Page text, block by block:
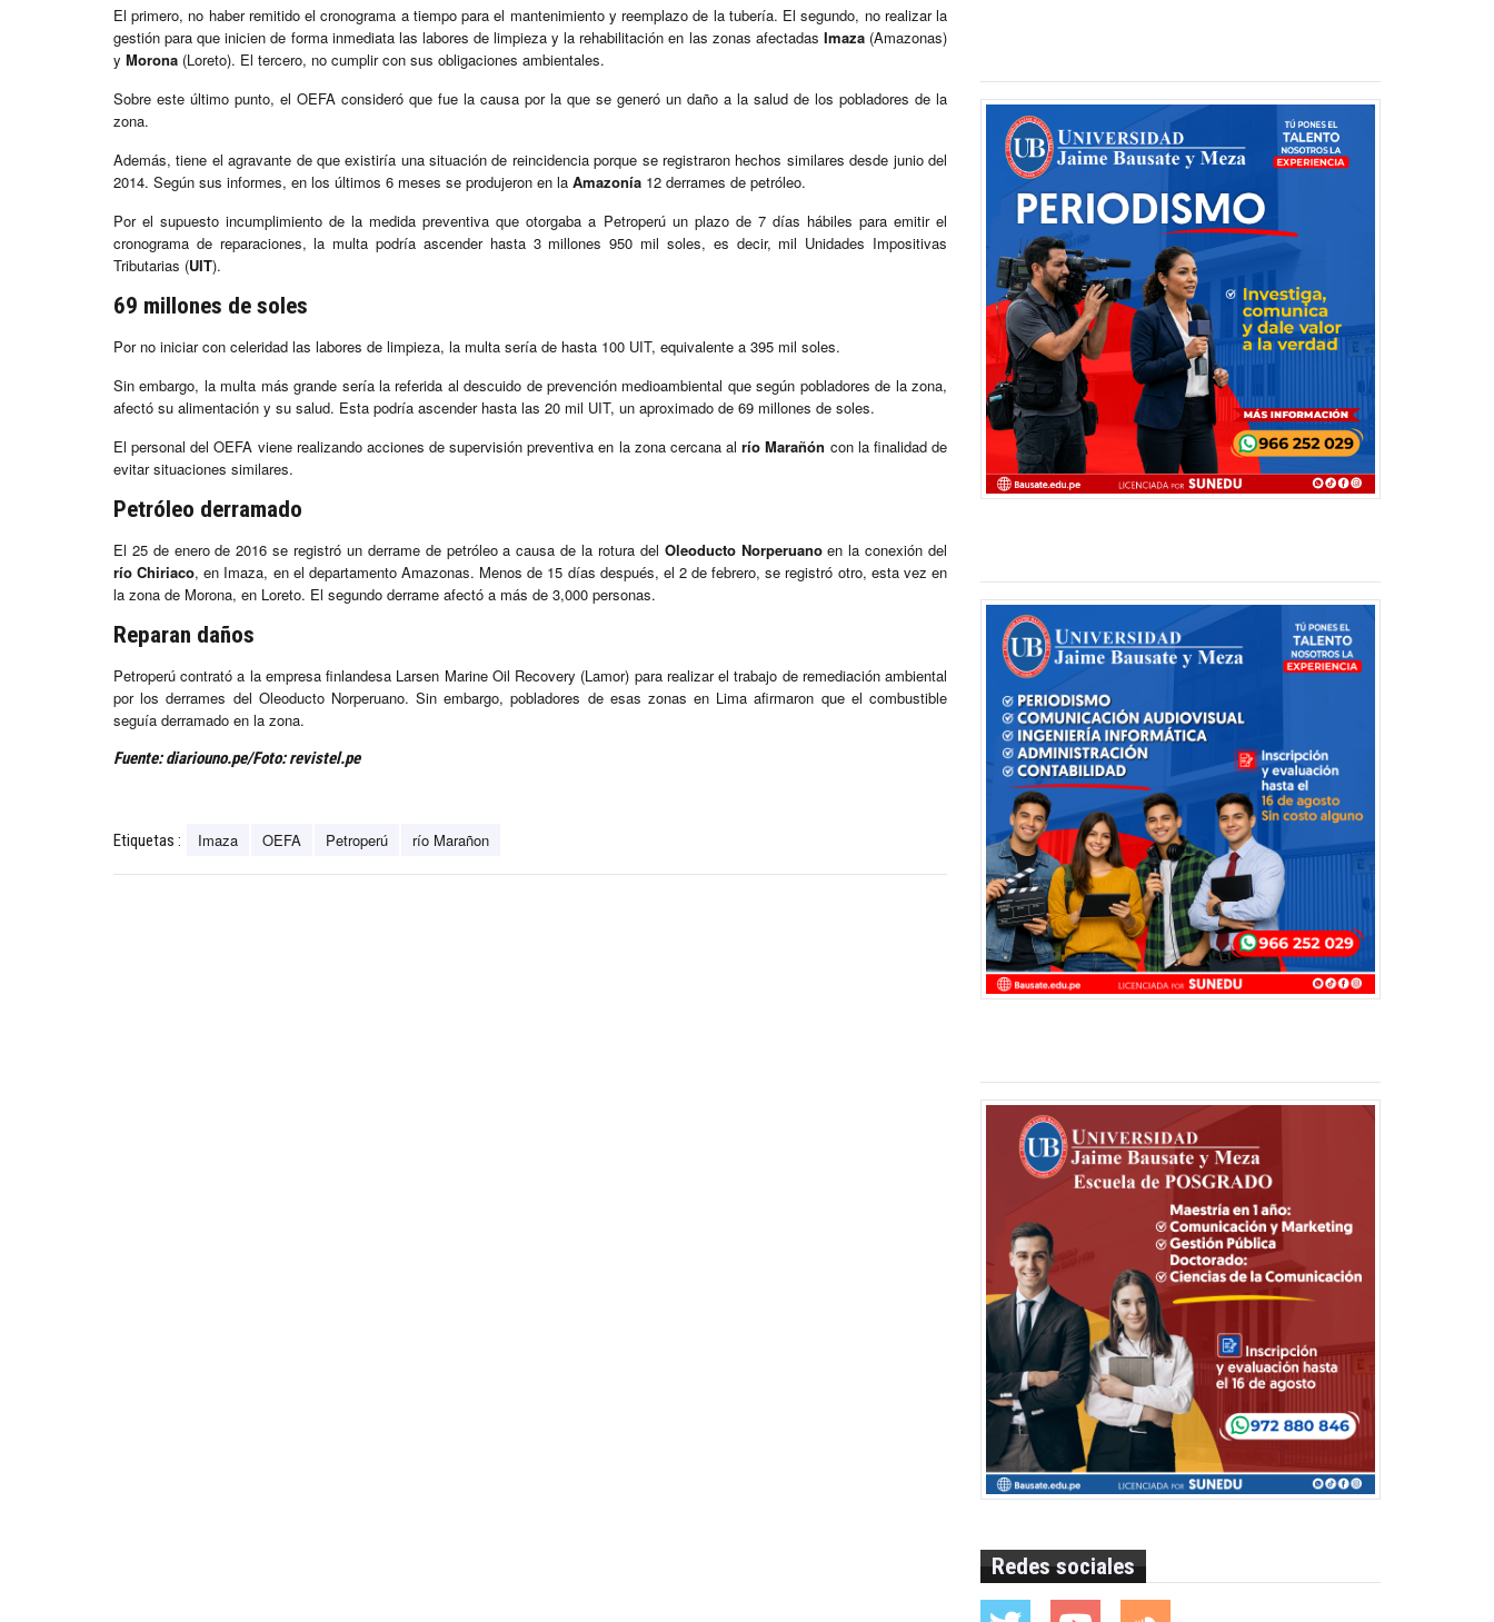
El primero, no haber remitido el cronograma a tiempo para el mantenimiento y reemplazo de la tubería. El segundo, no realizar la
gestión para que inicien de forma inmediata las labores de limpieza y la rehabilitación en las zonas afectadas Imaza(Amazonas)
y Morona (Loreto). El tercero, no cumplir con sus obligaciones ambientales.
Sobre este último punto, el OEFA consideró que fue la causa por la que se generó un daño a la salud de los pobladores de la
zona.
Además, tiene el agravante de que existiría una situación de reincidencia porque se registraron hechos similares desde junio del
2014. Según sus informes, en los últimos 6 meses se produjeron en la Amazonía 12 derrames de petróleo.
Por el supuesto incumplimiento de la medida preventiva que otorgaba a Petroperú un plazo de 7 días hábiles para emitir el
cronograma de reparaciones, la multa podría ascender hasta 3 millones 950 mil soles, es decir, mil Unidades Impositivas
Tributarias (UIT).
69 millones de soles
Por no iniciar con celeridad las labores de limpieza, la multa sería de hasta 100 UIT, equivalente a 395 mil soles.
Sin embargo, la multa más grande sería la referida al descuido de prevención medioambiental que según pobladores de la zona,
afectó su alimentación y su salud. Esta podría ascender hasta las 20 mil UIT, un aproximado de 69 millones de soles.
El personal del OEFA viene realizando acciones de supervisión preventiva en la zona cercana alrío Marañón con la finalidad de
evitar situaciones similares.
Petróleo derramado
El 25 de enero de 2016 se registró un derrame de petróleo a causa de la rotura del Oleoducto Norperuanoen la conexión del
río Chiriaco, en Imaza, en el departamento Amazonas. Menos de 15 días después, el 2 de febrero, se registró otro, esta vez en
la zona de Morona, en Loreto. El segundo derrame afectó a más de 3,000 personas.
Reparan daños
Petroperú contrató a la empresa finlandesa Larsen Marine Oil Recovery (Lamor) para realizar el trabajo de remediación ambiental
por los derrames del Oleoducto Norperuano. Sin embargo, pobladores de esas zonas en Lima afirmaron que el combustible
seguía derramado en la zona.
Fuente: diariouno.pe/Foto: revistel.pe
Etiquetas : Imaza OEFA Petroperú río Marañon
Redes sociales